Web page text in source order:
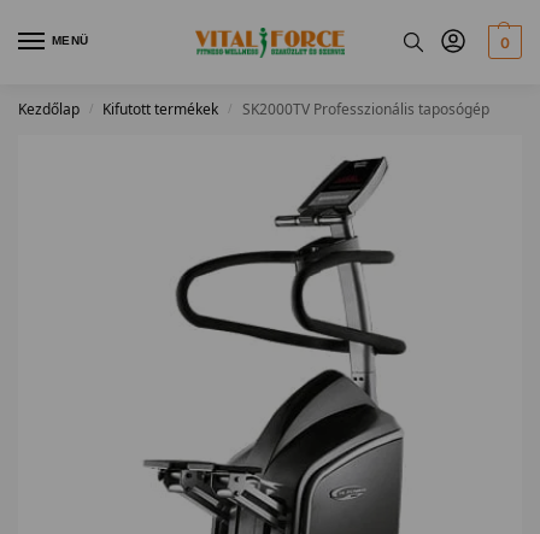
MENÜ 0
Kezdőlap / Kifutott termékek / SK2000TV Professzionális taposógép